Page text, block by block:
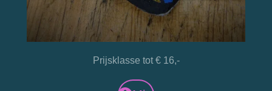
Prijsklasse tot € 16,-